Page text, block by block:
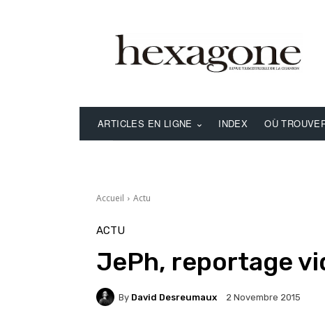
ARTICLES EN LIGNE INDEX OÙ
Accueil Actu
ACTU
JePh, reportage
By David Desreumaux 2 Novembre 2015